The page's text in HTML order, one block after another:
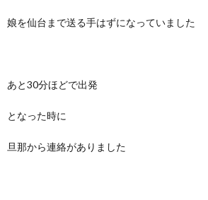
娘を仙台まで送る手はずになっていました
あと30分ほどで出発
となった時に
旦那から連絡がありました